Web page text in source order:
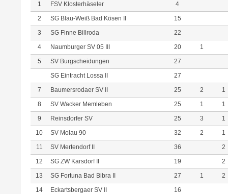
1 FSV Klosterhäseler
4
2
SG Blau-Weiß Bad Kösen II
15
3
SG Finne Billroda
22
4
Naumburger SV 05 III 20
1
5
SV Burgscheidungen
27
SG Eintracht Lossa II
27
7
Baumersrodaer SV II 25 2
1
8
SV Wacker Memleben 25 1
1
9
Reinsdorfer SV 25 3
1
10
SV Molau 90 32 2
1
11
SV Mertendorf II 36
2
12
SG ZW Karsdorf II 19
2
13
SG Fortuna Bad Bibra II 27 1
2
14
Eckartsbergaer SV II
16